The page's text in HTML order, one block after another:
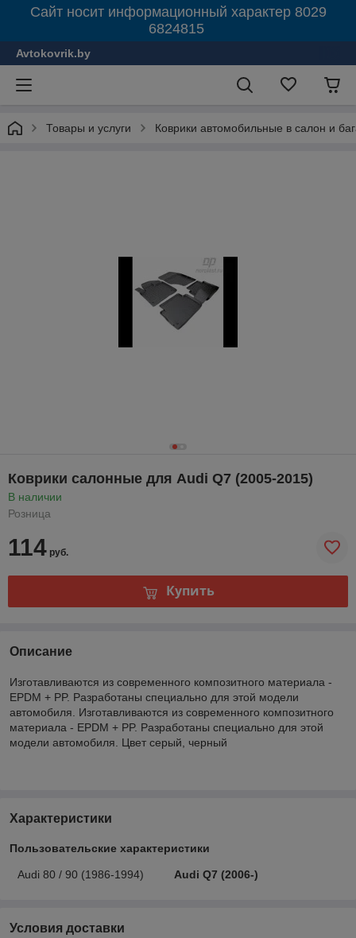
Сайт носит информационный характер 8029
6824815
Avtokovrik.by
Товары и услуги Коврики автомобильные в салон и
Коврики салонные для Audi Q7 (2005-2015)
В наличии
Розница
114 руб.
Купить
Описание
Изготавливаются из современного композитного материала -
EPDM + PP. Разработаны специально для этой модели
автомобиля. Изготавливаются из современного композитного
материала - EPDM + PP. Разработаны специально для этой
модели автомобиля. Цвет серый, черный
Характеристики
Пользовательские характеристики
Audi 80 / 90 (1986-1994) Audi Q7 (2006-)
Условия доставки